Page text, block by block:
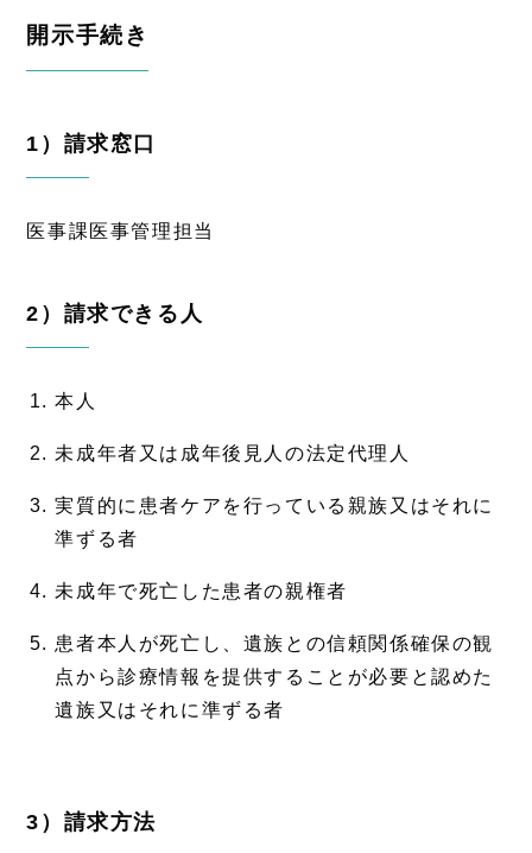
開示手続き
1）請求窓口
医事課医事管理担当
2）請求できる人
本人
未成年者又は成年後見人の法定代理人
実質的に患者ケアを行っている親族又はそれに
準ずる者
未成年で死亡した患者の親権者
患者本人が死亡し、遺族との信頼関係確保の観
点から診療情報を提供することが必要と認めた
遺族又はそれに準ずる者
3）請求方法